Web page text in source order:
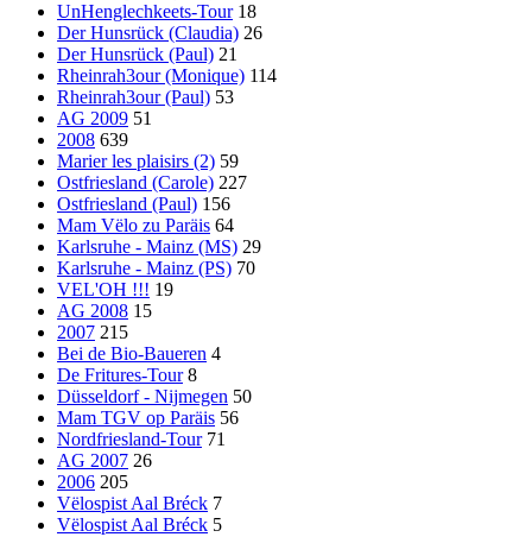
UnHenglechkeets-Tour 18
Der Hunsrück (Claudia) 26
Der Hunsrück (Paul) 21
Rheinrah3our (Monique) 114
Rheinrah3our (Paul) 53
AG 2009 51
2008 639
Marier les plaisirs (2) 59
Ostfriesland (Carole) 227
Ostfriesland (Paul) 156
Mam Vëlo zu Paräis 64
Karlsruhe - Mainz (MS) 29
Karlsruhe - Mainz (PS) 70
VEL'OH !!! 19
AG 2008 15
2007 215
Bei de Bio-Baueren 4
De Fritures-Tour 8
Düsseldorf - Nijmegen 50
Mam TGV op Paräis 56
Nordfriesland-Tour 71
AG 2007 26
2006 205
Vëlospist Aal Bréck 7
Vëlospist Aal Bréck 5